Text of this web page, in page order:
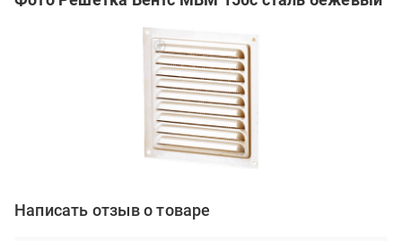
Написать отзыв о товаре